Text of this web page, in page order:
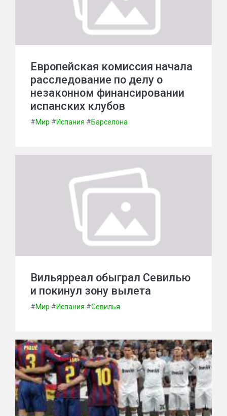
Европейская комиссия начала
расследование по делу о
незаконном финансировании
испанских клубов
#Мир #Испания #Барселона
Вильярреал обыграл Севилью
и покинул зону вылета
#Мир #Испания #Севилья